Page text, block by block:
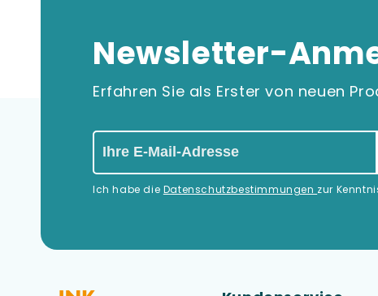
Newsletter-
Erfahren Sie als Erster von neuen
Ich habe die Datenschutzbestimmungen zur